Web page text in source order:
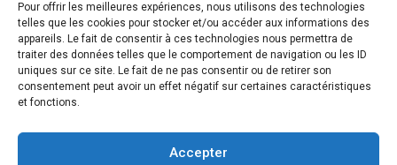
Pour offrir les meilleures expériences, nous utilisons des technologies
telles que les cookies pour stocker et/ou accéder aux informations des
appareils. Le fait de consentir à ces technologies nous permettra de
traiter des données telles que le comportement de navigation ou les ID
uniques sur ce site. Le fait de ne pas consentir ou de retirer son
consentement peut avoir un effet négatif sur certaines caractéristiques
et fonctions.
Accepter